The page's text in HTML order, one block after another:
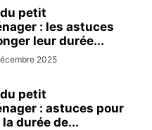
petit
: les astuces
leur durée...
2025
petit
: astuces pour
durée de...